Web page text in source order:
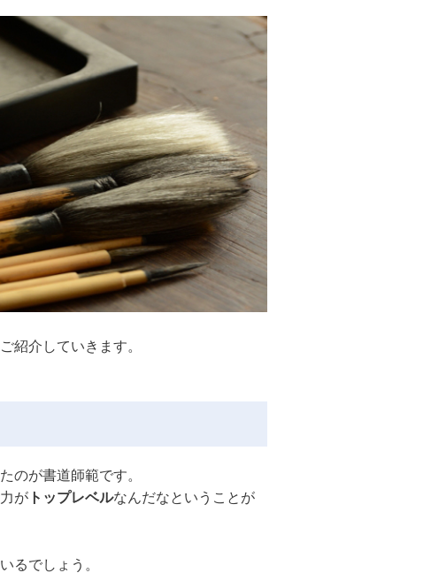
紹介していきます。
のが書道師範です。
が トップレベルなんだなということが
るでしょう。